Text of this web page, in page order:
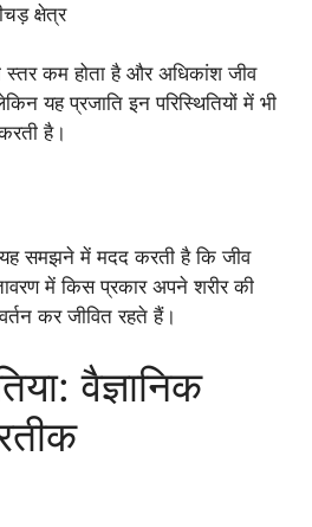
क्षेत्र
स्तर कम होता है और अधिकांश जीव
यह प्रजाति इन परिस्थितियों में भी
है।
यह समझने में मदद करती है कि जीव
में किस प्रकार अपने शरीर की
कर जीवित रहते हैं।
वैज्ञानिक